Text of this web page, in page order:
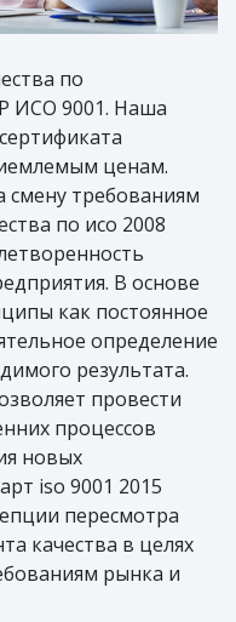
по
ИСО 9001. Наша
ценам.
требованиям
по исо 2008
В основе
как постоянное
определение
результата.
провести
процессов
новых
iso 9001 2015
пересмотра
качества в целях
рынка и